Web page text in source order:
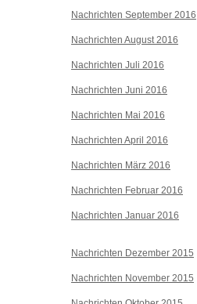
Nachrichten September 2016
Nachrichten August 2016
Nachrichten Juli 2016
Nachrichten Juni 2016
Nachrichten Mai 2016
Nachrichten April 2016
Nachrichten März 2016
Nachrichten Februar 2016
Nachrichten Januar 2016
Nachrichten Dezember 2015
Nachrichten November 2015